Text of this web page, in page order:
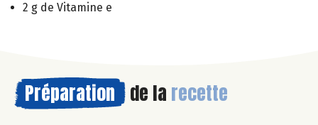
2 g de Vitamine e
Préparation de la recette